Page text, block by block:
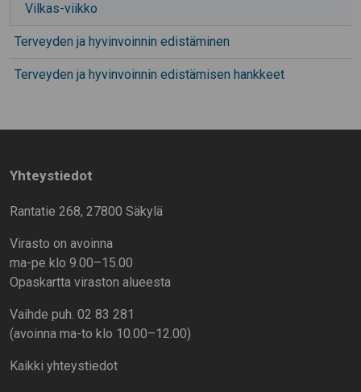
Vilkas-viikko
Terveyden ja hyvinvoinnin edistäminen
Terveyden ja hyvinvoinnin edistämisen hankkeet
Yhteystiedot
Rantatie 268, 27800 Säkylä
Virasto on avoinna
ma-pe klo 9.00–15.00
Opaskartta viraston alueesta
Vaihde puh. 02 83 281
(avoinna ma-to klo 10.00–12.00)
Kaikki yhteystiedot